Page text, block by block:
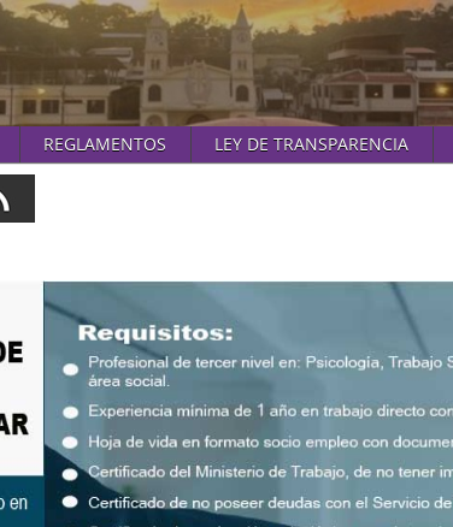
REGLAMENTOS LEY DE TRANSPARENCIA